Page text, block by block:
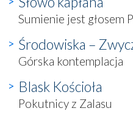
Sumienie jest głosem
Środowiska –
Górska kontemplacja
Blask Kościoła
Pokutnicy z Zalasu